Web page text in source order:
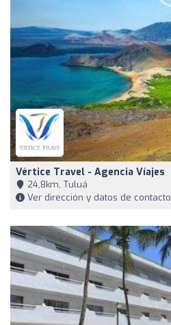
Vértice Travel - Agencia Víajes
24,8km, Tuluá
Ver dirección y datos de contacto